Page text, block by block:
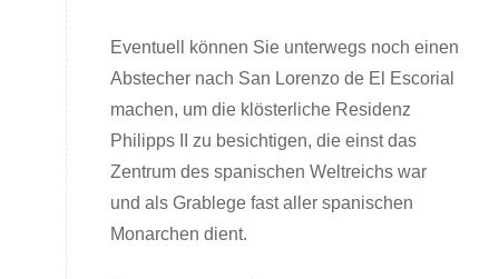
Eventuell können Sie unterwegs noch einen
Abstecher nach San Lorenzo de El Escorial
machen, um die klösterliche Residenz
Philipps II zu besichtigen, die einst das
Zentrum des spanischen Weltreichs war
und als Grablege fast aller spanischen
Monarchen dient.